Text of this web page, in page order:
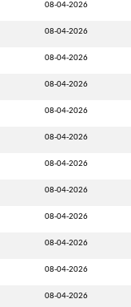
08-04-2026
08-04-2026
08-04-2026
08-04-2026
08-04-2026
08-04-2026
08-04-2026
08-04-2026
08-04-2026
08-04-2026
08-04-2026
08-04-2026